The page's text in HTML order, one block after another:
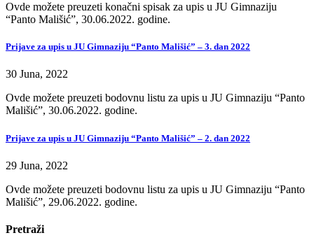
Ovde možete preuzeti konačni spisak za upis u JU Gimnaziju
“Panto Mališić”, 30.06.2022. godine.
Prijave za upis u JU Gimnaziju “Panto Mališić” – 3. dan 2022
30 Juna, 2022
Ovde možete preuzeti bodovnu listu za upis u JU Gimnaziju “Panto
Mališić”, 30.06.2022. godine.
Prijave za upis u JU Gimnaziju “Panto Mališić” – 2. dan 2022
29 Juna, 2022
Ovde možete preuzeti bodovnu listu za upis u JU Gimnaziju “Panto
Mališić”, 29.06.2022. godine.
Pretraži